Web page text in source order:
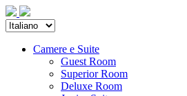
Camere e Suite
Guest Room
Superior Room
Deluxe Room